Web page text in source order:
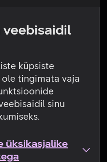
veebisaidil
küpsiste
ole tingimata vaja
sinu
üksikasjalike
viga